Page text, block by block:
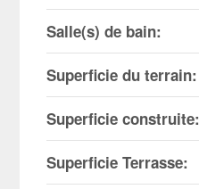
Salle(s) de bain:
Superficie du terrain:
Superficie construite:
Superficie Terrasse: